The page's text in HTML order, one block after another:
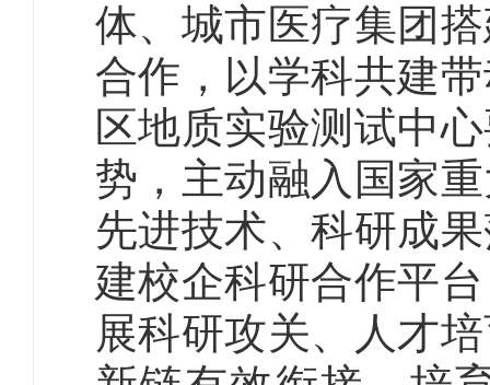
体、城市医疗集团
合作，以学科共建
区地质实验测试中
势，主动融入国家
先进技术、科研成
建校企科研合作平
展科研攻关、人才